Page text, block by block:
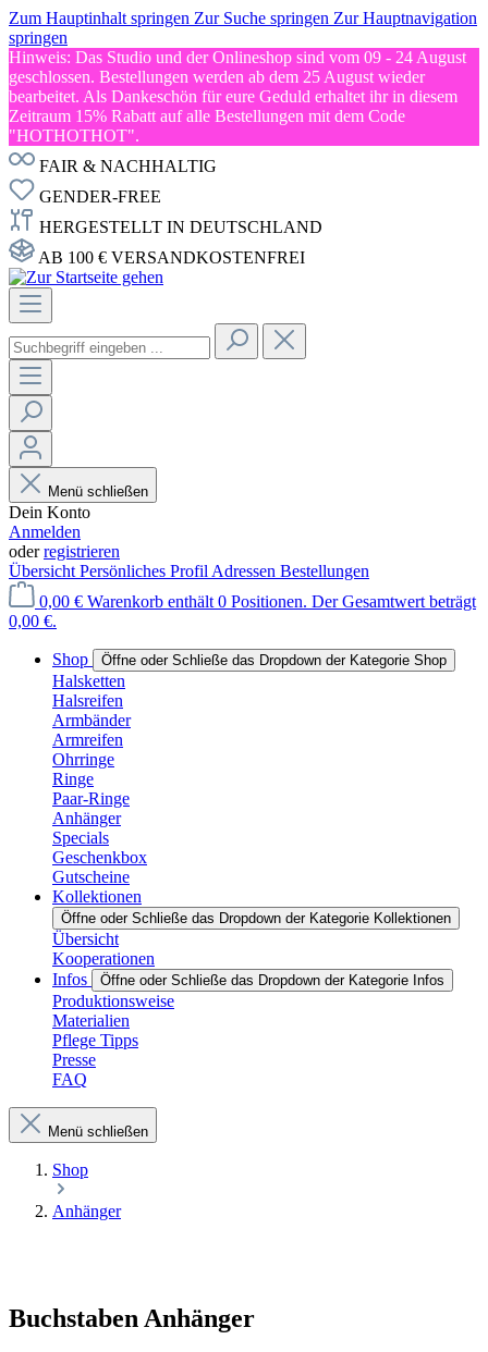
Zum Hauptinhalt springen Zur Suche springen Zur Hauptnavigation
springen
Hinweis: Das Studio und der Onlineshop sind vom 09 - 24 August
geschlossen. Bestellungen werden ab dem 25 August wieder
bearbeitet. Als Dankeschön für eure Geduld erhaltet ihr in diesem
Zeitraum 15% Rabatt auf alle Bestellungen mit dem Code
"HOTHOTHOT".
FAIR & NACHHALTIG
GENDER-FREE
HERGESTELLT IN DEUTSCHLAND
AB 100 € VERSANDKOSTENFREI
Menü schließen
Dein Konto
Anmelden
oderregistrieren
Übersicht Persönliches Profil Adressen Bestellungen
0,00 € Warenkorb enthält 0 Positionen. Der Gesamtwert beträgt
0,00 €.
Shop Öffne oder Schließe das Dropdown der Kategorie Shop
Halsketten
Halsreifen
Armbänder
Armreifen
Ohrringe
Ringe
Paar-Ringe
Anhänger
Specials
Geschenkbox
Gutscheine
Kollektionen
Öffne oder Schließe das Dropdown der Kategorie Kollektionen
Übersicht
Kooperationen
Infos
Öffne oder Schließe das Dropdown der Kategorie Infos
Produktionsweise
Materialien
Pflege Tipps
Presse
FAQ
Menü schließen
Shop
Anhänger
Buchstaben Anhänger